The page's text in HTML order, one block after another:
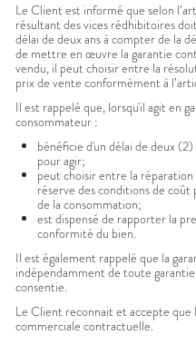
Le Client est informé que selon
résultant des vices rédhibitoires
délai de deux ans à compter de la
de mettre en œuvre la garantie
vendu, il peut choisir entre la
prix de vente conformément à
Il est rappelé que, lorsqu'il agit en
consommateur :
bénéficie d'un délai de deux
pour agir;
peut choisir entre la
réserve des conditions de coût
de la consommation;
est dispensé de rapporter la
conformité du bien.
Il est également rappelé que la
indépendamment de toute
consentie.
Le Client reconnait et accepte que
commerciale contractuelle.